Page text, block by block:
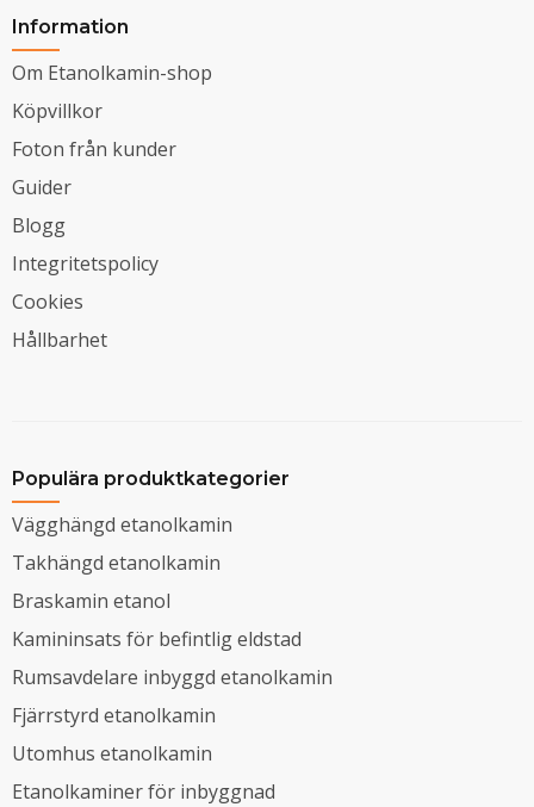
Information
Om Etanolkamin-shop
Köpvillkor
Foton från kunder
Guider
Blogg
Integritetspolicy
Cookies
Hållbarhet
Populära produktkategorier
Vägghängd etanolkamin
Takhängd etanolkamin
Braskamin etanol
Kamininsats för befintlig eldstad
Rumsavdelare inbyggd etanolkamin
Fjärrstyrd etanolkamin
Utomhus etanolkamin
Etanolkaminer för inbyggnad